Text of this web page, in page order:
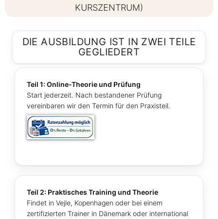
KURSZENTRUM)
DIE AUSBILDUNG IST IN ZWEI TEILE
GEGLIEDERT
Teil 1: Online‑Theorie und Prüfung
Start jederzeit. Nach bestandener Prüfung
vereinbaren wir den Termin für den Praxisteil.
Teil 2: Praktisches Training und Theorie
Findet in Vejle, Kopenhagen oder bei einem
zertifizierten Trainer in Dänemark oder international